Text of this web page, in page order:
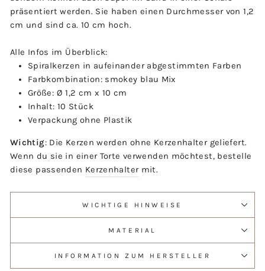
präsentiert werden. Sie haben einen Durchmesser von 1,2
cm und sind ca. 10 cm hoch.
Alle Infos im Überblick:
Spiralkerzen in aufeinander abgestimmten Farben
Farbkombination: smokey blau Mix
Größe: Ø 1,2 cm x 10 cm
Inhalt: 10 Stück
Verpackung ohne Plastik
Wichtig: Die Kerzen werden ohne Kerzenhalter geliefert.
Wenn du sie in einer Torte verwenden möchtest, bestelle
diese passenden Kerzenhaltermit.
WICHTIGE HINWEISE
MATERIAL
INFORMATION ZUM HERSTELLER